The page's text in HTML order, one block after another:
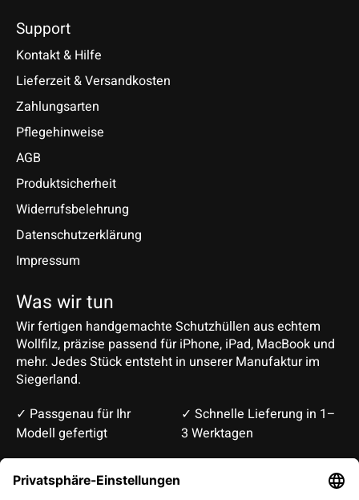
Support
Kontakt & Hilfe
Lieferzeit & Versandkosten
Zahlungsarten
Pflegehinweise
AGB
Produktsicherheit
Widerrufsbelehrung
Datenschutzerklärung
Impressum
Was wir tun
Wir fertigen handgemachte Schutzhüllen aus echtem
Wollfilz, präzise passend für iPhone, iPad, MacBook und
mehr. Jedes Stück entsteht in unserer Manufaktur im
Siegerland.
✓ Passgenau für Ihr
Modell gefertigt
✓ Schnelle Lieferung in 1–
3 Werktagen